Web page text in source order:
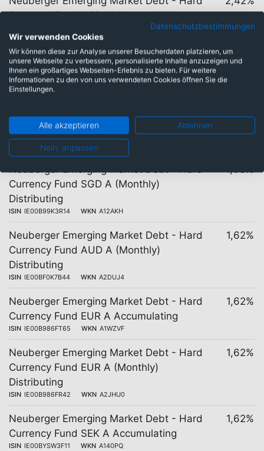
Currency Fund USD M Accumulating
Neuberger Emerging Market Debt - Hard
Currency Fund USD M Distributing
ISIN IE00BDFBJB28 WKN A2DVZX
2,42%
Currency Fund HKD A (Monthly)
Distributing
IE00BF0K7C50 WKN
Neuberger Emerging Market Debt - Hard
Currency Fund SGD A (Monthly)
Distributing
ISIN IE00B99K3R14 WKN A12AKH
1,63%
Neuberger Emerging Market Debt - Hard
Currency Fund AUD A (Monthly)
Distributing
ISIN IE00BF0K7B44 WKN A2DUJ4
1,62%
Neuberger Emerging Market Debt - Hard
Currency Fund EUR A Accumulating
ISIN IE00B986FT65 WKN A1WZVF
1,62%
Neuberger Emerging Market Debt - Hard
Currency Fund EUR A (Monthly)
Distributing
ISIN IE00B986FR42 WKN A2JHU0
1,62%
Neuberger Emerging Market Debt - Hard
Currency Fund SEK A Accumulating
ISIN IE00BYSW3F11 WKN A140PQ
1,62%
Datenschutzbestimmungen
Wir verwenden Cookies
Wir können diese zur Analyse unserer Besucherdaten platzieren, um
unsere Webseite zu verbessern, personalisierte Inhalte anzuzeigen und
Ihnen ein großartiges Webseiten-Erlebnis zu bieten. Für weitere
Informationen zu den von uns verwendeten Cookies öffnen Sie die
Einstellungen.
Alle akzeptieren Ablehnen
Nein, anpassen